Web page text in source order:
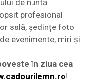
de nuntă.
profesional
sală, ședințe foto
evenimente, miri și
în ziua cea
!